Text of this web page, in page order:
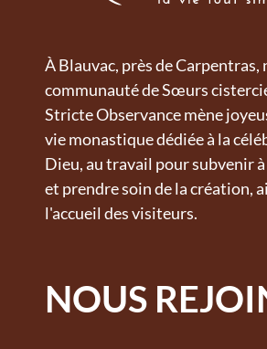
À Blauvac, près de Carpentras,
communauté de Sœurs
Stricte Observance mène
vie monastique dédiée à la
Dieu, au travail pour subvenir
et prendre soin de la création,
l'accueil des visiteurs.
NOUS